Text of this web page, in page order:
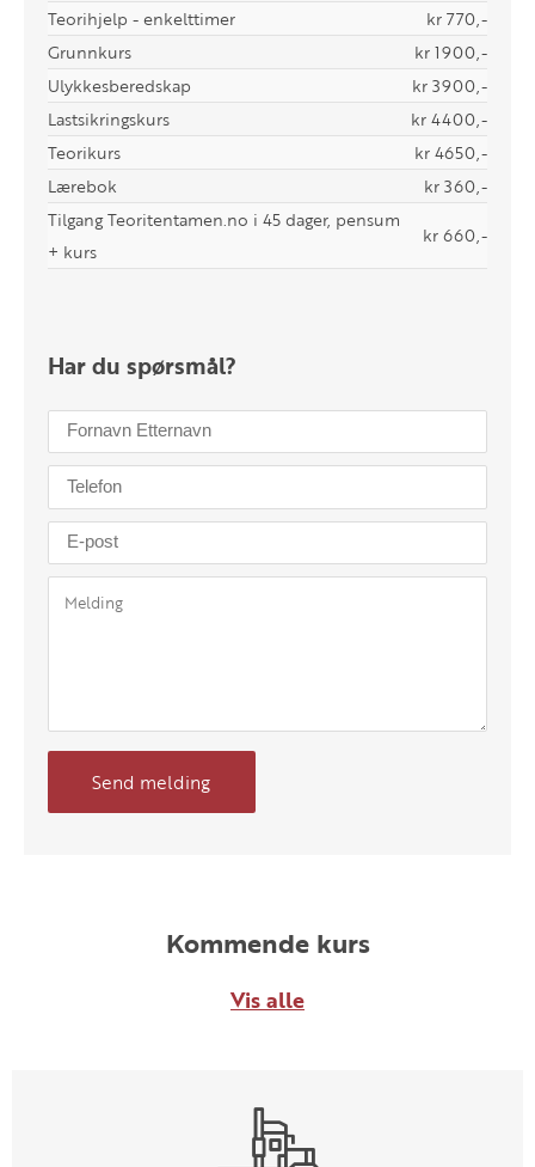
Teorihjelp - enkelttimer
kr 770,-
Grunnkurs
kr 1900,-
Ulykkesberedskap
kr 3900,-
Lastsikringskurs
kr 4400,-
Teorikurs
kr 4650,-
Lærebok
kr 360,-
Tilgang Teoritentamen.no i 45 dager, pensum
+ kurs
kr 660,-
Har du spørsmål?
Send melding
Kommende kurs
Vis alle